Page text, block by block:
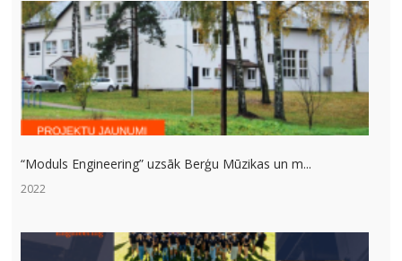
“Moduls Engineering” uzsāk Berģu Mūzikas un m...
2022